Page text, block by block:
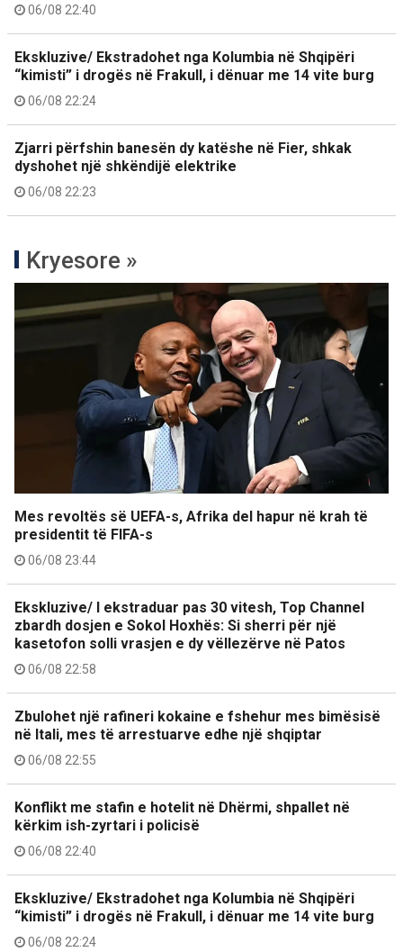
06/08 22:40
Ekskluzive/ Ekstradohet nga Kolumbia në Shqipëri
“kimisti” i drogës në Frakull, i dënuar me 14 vite burg
06/08 22:24
Zjarri përfshin banesën dy katëshe në Fier, shkak
dyshohet një shkëndijë elektrike
06/08 22:23
Kryesore »
Mes revoltës së UEFA-s, Afrika del hapur në krah të
presidentit të FIFA-s
06/08 23:44
Ekskluzive/ I ekstraduar pas 30 vitesh, Top Channel
zbardh dosjen e Sokol Hoxhës: Si sherri për një
kasetofon solli vrasjen e dy vëllezërve në Patos
06/08 22:58
Zbulohet një rafineri kokaine e fshehur mes bimësisë
në Itali, mes të arrestuarve edhe një shqiptar
06/08 22:55
Konflikt me stafin e hotelit në Dhërmi, shpallet në
kërkim ish-zyrtari i policisë
06/08 22:40
Ekskluzive/ Ekstradohet nga Kolumbia në Shqipëri
“kimisti” i drogës në Frakull, i dënuar me 14 vite burg
06/08 22:24